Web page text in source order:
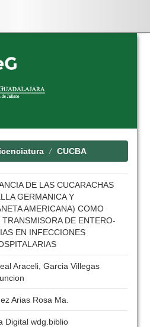
CUCBA
DE LAS CUCARACHAS
GERMANICA Y
AMERICANA) COMO
TRANSMISORA DE ENTERO-
EN INFECCIONES
Araceli, Garcia Villegas
Arias Rosa Ma.
Digital wdg.biblio